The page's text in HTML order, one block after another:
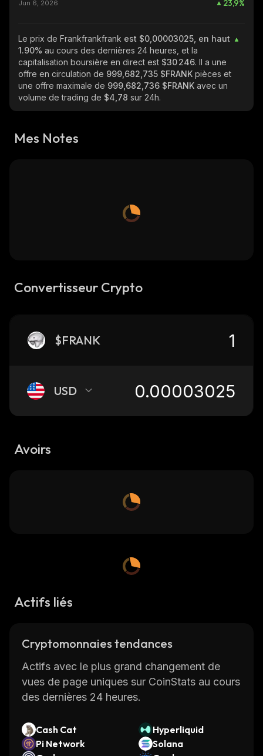
Jun 6, 2026 23,9%
Le prix de Frankfrankfrank est $0,00003025, en haut
1.90% au cours des dernières 24 heures, et la
capitalisation boursière en direct est $30 246. Il a une
offre en circulation de 999,682,735 $FRANK pièces et
une offre maximale de 999,682,736 $FRANK avec un
volume de trading de $4,78 sur 24h.
Mes Notes
Convertisseur Crypto
$FRANK
USD
Avoirs
Actifs liés
Cryptomonnaies tendances
Actifs avec le plus grand changement de
vues de page uniques sur CoinStats au cours
des dernières 24 heures.
Cash Cat
Hyperliquid
Pi Network
Solana